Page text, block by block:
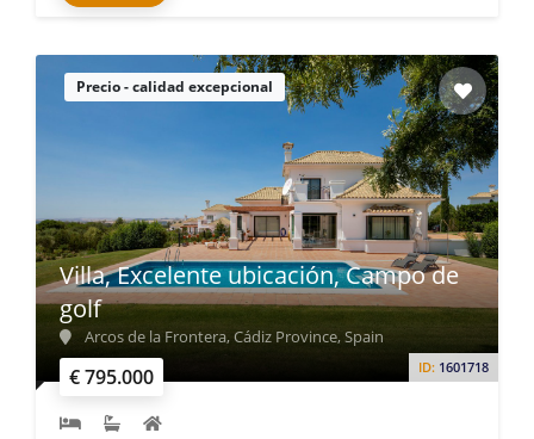
Precio - calidad excepcional
€ 795.000 ID: 1601718
Villa, Excelente ubicación, Campo de
golf
Arcos de la Frontera, Cádiz Province, Spain